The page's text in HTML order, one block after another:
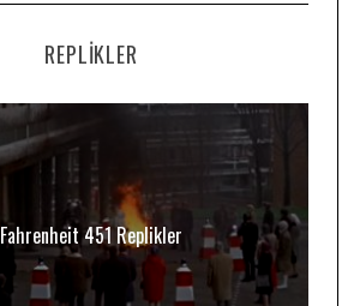
REPLIKLER
Fahrenheit 451 Replikler